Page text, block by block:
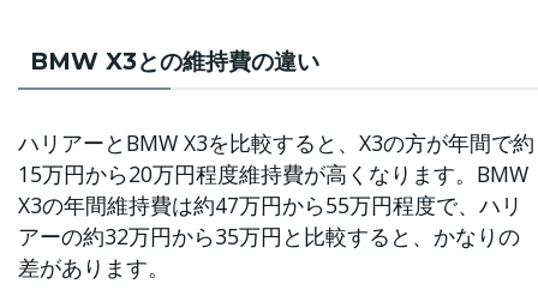
BMW X3との維持費の違い
ハリアーとBMW X3を比較すると、X3の方が年間で約
15万円から20万円程度維持費が高くなります。BMW
X3の年間維持費は約47万円から55万円程度で、ハリ
アーの約32万円から35万円と比較すると、かなりの
差があります。